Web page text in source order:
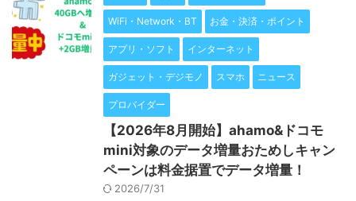
WiFi・Network・BT お金・決済・ポイント
アプリ・ソフト インターネット
ガジェット・デジモノ スマホ ニュース
プロバイダー
【2026年8月開始】ahamo&ドコモ
mini対象のデータ増量おためしキャン
ペーンは料金据置でデータ増量！
2026/7/31